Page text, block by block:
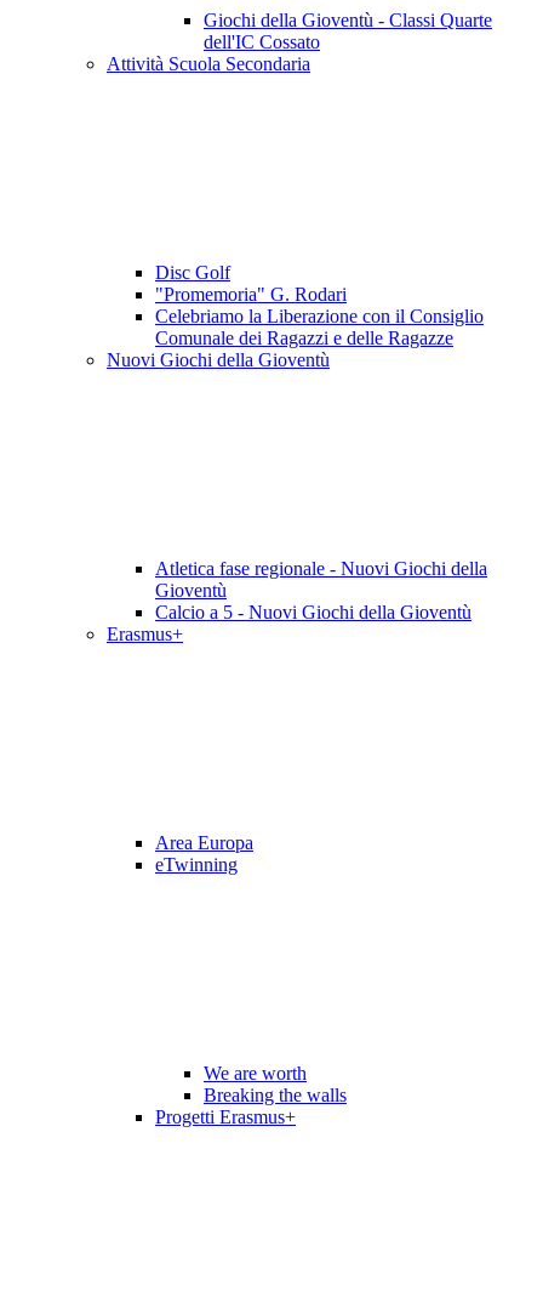
Giochi della Gioventù - Classi Quarte
dell'IC Cossato
Attività Scuola Secondaria
Disc Golf
"Promemoria" G. Rodari
Celebriamo la Liberazione con il Consiglio
Comunale dei Ragazzi e delle Ragazze
Nuovi Giochi della Gioventù
Atletica fase regionale - Nuovi Giochi della
Gioventù
Calcio a 5 - Nuovi Giochi della Gioventù
Erasmus+
Area Europa
eTwinning
We are worth
Breaking the walls
Progetti Erasmus+